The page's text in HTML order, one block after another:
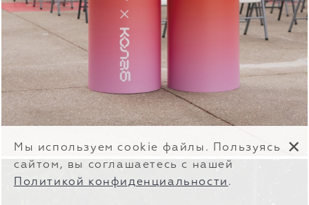
Мы используем cookie файлы. Пользуясь
сайтом, вы соглашаетесь с нашей
Политикой конфиденциальности .
✕